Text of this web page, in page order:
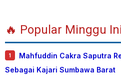
🔥 Popular Minggu
1
Mahfuddin Cakra Saputra
Sebagai Kajari Sumbawa Barat